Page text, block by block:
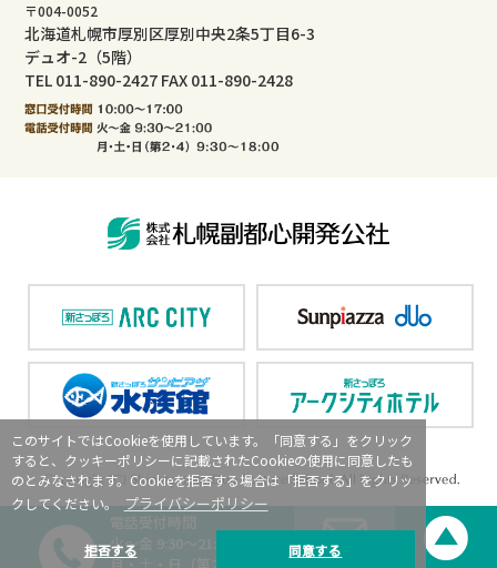
このサイトではCookieを使用しています。「同意する」をクリック
すると、クッキーポリシーに記載されたCookieの使用に同意したも
のとみなされます。Cookieを拒否する場合は「拒否する」をクリッ
クしてください。プライバシーポリシー
拒否する 同意する
〒004-0052
北海道札幌市厚別区厚別中央2条5丁目6-3
デュオ-2（5階）
TEL 011-890-2427 FAX 011-890-2428
電話受付時間
火～金 9:30～21:00
月・土・日（第2・4）